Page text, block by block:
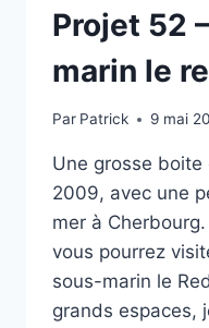
Projet 52
marin le
Par Patrick 9 mai
Une grosse boite
2009, avec une
mer à
vous pourrez
sous-marin le
grands espaces,